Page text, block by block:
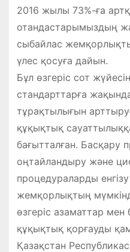
2016 жылы 73%-ға
отандастарымыздың
сыбайлас
үлес қосуға дайын.
Бұл өзгеріс сот
стандарттарға
тұрақтылығын
құқықтық
бағытталған. Басқару
оңтайландыру және
процедураларды
жемқорлықтың
өзгеріс азаматтар мен
құқықтық қорғауды
Қазақстан